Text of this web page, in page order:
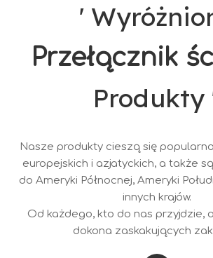
'
Przełącznik
Produkty
Nasze produkty cieszą się
europejskich i azjatyckich, a także
do Ameryki Północnej, Ameryki
innych krajów.
Od każdego, kto do nas przyjdzie,
dokona zaskakujących